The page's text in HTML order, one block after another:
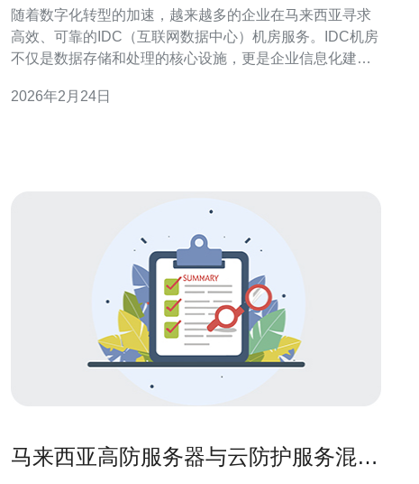
随着数字化转型的加速，越来越多的企业在马来西亚寻求
高效、可靠的IDC（互联网数据中心）机房服务。IDC机房
不仅是数据存储和处理的核心设施，更是企业信息化建设
业发展至关重要。本文将为您提供选择IDC机房时需要考
2026年2月24日
马来西亚高防服务器与云防护服务混合